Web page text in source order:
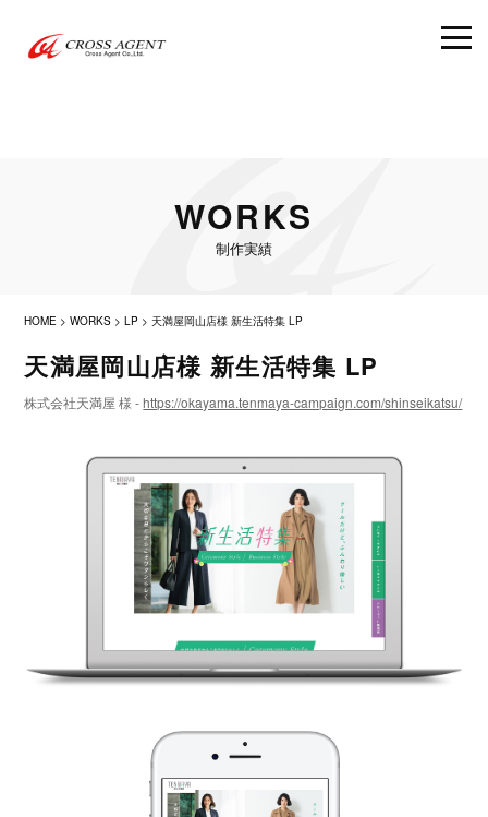
WORKS
制作実績
HOME >WORKS >LP >天満屋岡山店様 新生活特集 LP
天満屋岡山店様 新生活特集 LP
株式会社天満屋 様 -https://okayama.tenmaya-campaign.com/shinseikatsu/